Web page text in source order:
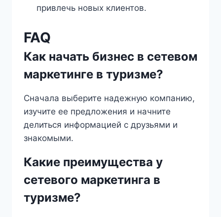
привлечь новых клиентов.
FAQ
Как начать бизнес в сетевом
маркетинге в туризме?
Сначала выберите надежную компанию,
изучите ее предложения и начните
делиться информацией с друзьями и
знакомыми.
Какие преимущества у
сетевого маркетинга в
туризме?